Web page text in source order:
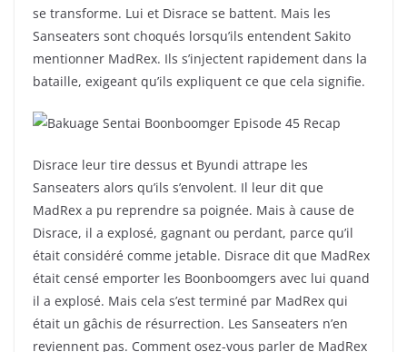
se transforme. Lui et Disrace se battent. Mais les
Sanseaters sont choqués lorsqu’ils entendent Sakito
mentionner MadRex. Ils s’injectent rapidement dans la
bataille, exigeant qu’ils expliquent ce que cela signifie.
Disrace leur tire dessus et Byundi attrape les
Sanseaters alors qu’ils s’envolent. Il leur dit que
MadRex a pu reprendre sa poignée. Mais à cause de
Disrace, il a explosé, gagnant ou perdant, parce qu’il
était considéré comme jetable. Disrace dit que MadRex
était censé emporter les Boonboomgers avec lui quand
il a explosé. Mais cela s’est terminé par MadRex qui
était un gâchis de résurrection. Les Sanseaters n’en
reviennent pas. Comment osez-vous parler de MadRex